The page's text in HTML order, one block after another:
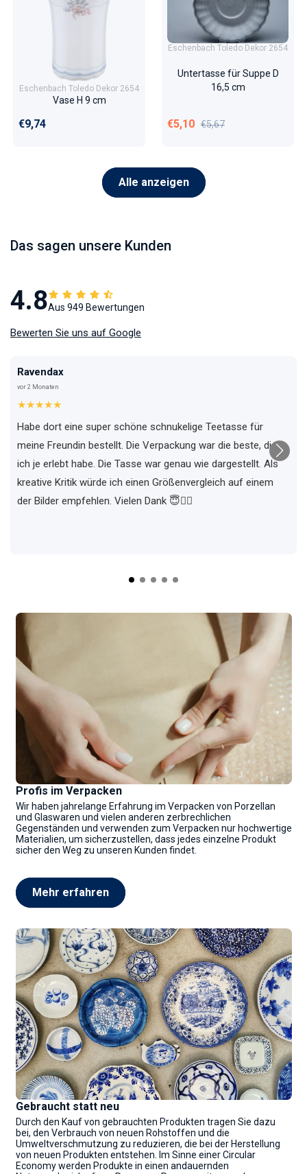
Eschenbach Toledo Dekor 2654
Vase H 9 cm
Normaler Preis
€9,74
Eschenbach Toledo Dekor 2654
Untertasse für Suppe D
16,5 cm
Verkaufspreis
€5,10 Normaler Preis
€5,67
Alle anzeigen
Das sagen unsere Kunden
4.8Aus 949 Bewertungen
Bewerten Sie uns auf Google
Ravendax
vor 2 Monaten
★★★★★
Habe dort eine super schöne schnukelige Teetasse für
meine Freundin bestellt. Die Verpackung war die beste, die
ich je erlebt habe. Die Tasse war genau wie dargestellt. Als
kreative Kritik würde ich einen Größenvergleich auf einem
der Bilder empfehlen. Vielen Dank 😇✌🏼
Profis im Verpacken
Wir haben jahrelange Erfahrung im Verpacken von Porzellan
und Glaswaren und vielen anderen zerbrechlichen
Gegenständen und verwenden zum Verpacken nur hochwertige
Materialien, um sicherzustellen, dass jedes einzelne Produkt
sicher den Weg zu unseren Kunden findet.
Mehr erfahren
Gebraucht statt neu
Durch den Kauf von gebrauchten Produkten tragen Sie dazu
bei, den Verbrauch von neuen Rohstoffen und die
Umweltverschmutzung zu reduzieren, die bei der Herstellung
von neuen Produkten entstehen. Im Sinne einer Circular
Economy werden Produkte in einen andauernden